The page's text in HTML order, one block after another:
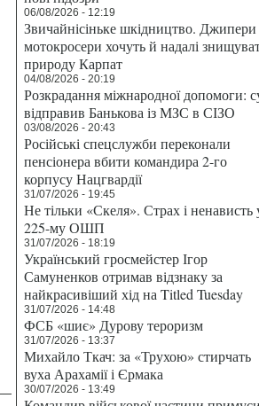
06/08/2026 - 12:19
Звичайнісіньке шкідництво. Джипери
мотокросери хочуть й надалі
природу Карпат
04/08/2026 - 20:19
Розкрадання міжнародної допомоги:
відправив Банькова із МЗС в СІЗО
03/08/2026 - 20:43
Російські спецслужби переконали
пенсіонера вбити командира 2-го
корпусу Нацгвардії
31/07/2026 - 19:45
Не тільки «Скеля». Страх і ненависть
225-му ОШП
31/07/2026 - 18:19
Український гросмейстер Ігор
Самуненков отримав відзнаку за
найкрасивіший хід на Titled Tuesday
31/07/2026 - 14:48
ФСБ «шиє» Дурову тероризм
31/07/2026 - 13:37
Михайло Ткач: за «Трухою» стирчать
вуха Арахамії і Єрмака
30/07/2026 - 13:49